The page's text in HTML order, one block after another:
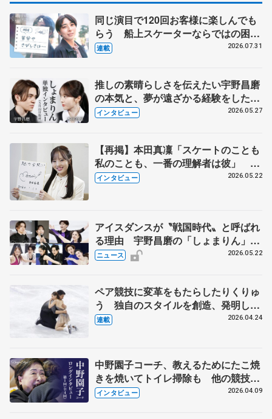
同じ演目で120回お客様に楽しんでも
らう 船上スケーターならではの困難
とは 影響あったPIW前キャプテン松
連載 2026.07.31
推しの素晴らしさを伝えたい宇野昌磨
の本気と、夢が遠ざかる経験をした本
田真凜の覚悟
インタビュー 2026.05.27
【再掲】本田真凜「スケートのことも
私のことも、一番の理解者は彼」 引
退時の単独インタビューで語った競技
インタビュー 2026.05.22
アイスダンスが〝戦国時代〟と呼ばれ
る理由 宇野昌磨の「しょまりん」ら
実力者が相次いで参戦 国内の競争激
ニュース 2026.05.22
ペア競技に変革をもたらしたりくりゅ
う 独自のスタイルを創造、発明した
【引退発表後②】
連載 2026.04.24
中野園子コーチ、教えるためにたこ焼
きを焼いてトイレ掃除も 他の競技に
も通用するという坂本花織の筋肉
インタビュー 2026.04.09